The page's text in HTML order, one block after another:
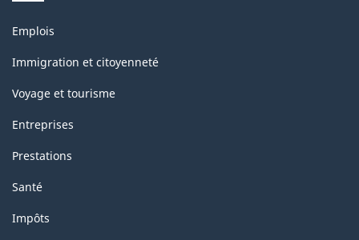
Thèmes
sujets
Emplois
Immigration et citoyenneté
Voyage et tourisme
Entreprises
Prestations
Santé
Impôts